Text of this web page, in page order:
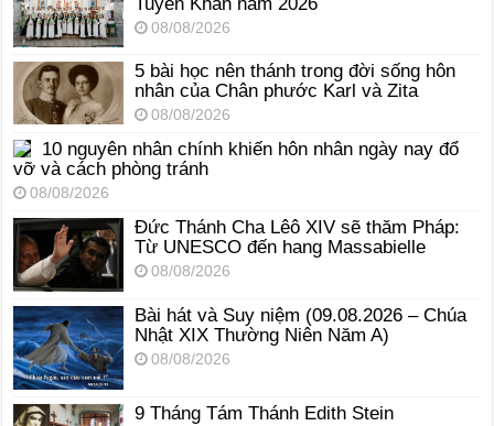
08/08/2026
5 bài học nên thánh trong đời sống hôn
nhân của Chân phước Karl và Zita
08/08/2026
10 nguyên nhân chính khiến hôn nhân ngày nay đổ
vỡ và cách phòng tránh
08/08/2026
Đức Thánh Cha Lêô XIV sẽ thăm Pháp:
Từ UNESCO đến hang Massabielle
08/08/2026
Bài hát và Suy niệm (09.08.2026 – Chúa
Nhật XIX Thường Niên Năm A)
08/08/2026
9 Tháng Tám Thánh Edith Stein